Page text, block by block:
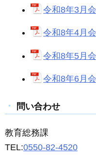
令和8年3月
令和8年4月
令和8年5月
令和8年6月
問い合わせ
教育総務課
TEL:0550-82-4520